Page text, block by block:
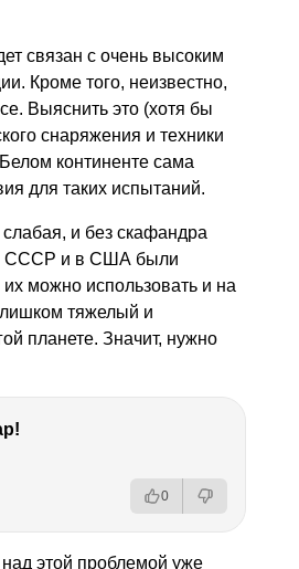
связан с очень высоким
Кроме того, неизвестно,
Выяснить это (хотя бы
снаряжения и техники
континенте сама
для таких испытаний.
и без скафандра
в СССР и в США были
можно использовать и на
тяжелый и
планете. Значит, нужно
0
этой проблемой уже